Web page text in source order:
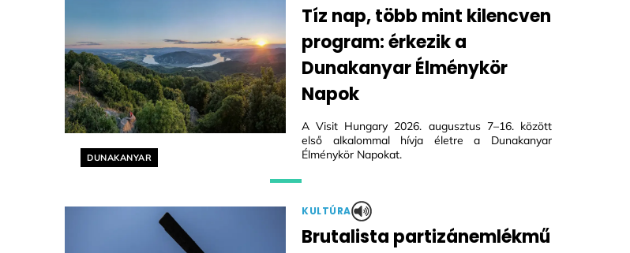
Helyszín címkék:
DUNAKANYAR
Tíz nap, több mint kilencven
program: érkezik a
Dunakanyar Élménykör
Napok
A Visit Hungary 2026. augusztus 7–16. között
első alkalommal hívja életre a Dunakanyar
Élménykör Napokat.
KULTÚRA
Brutalista partizánemlékmű